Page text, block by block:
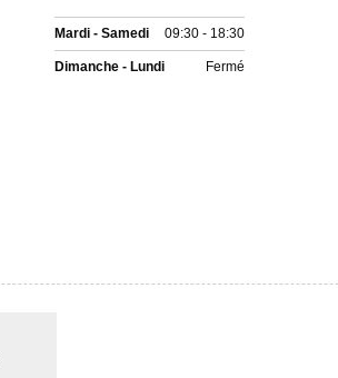
Mardi - Samedi 09:30 - 18:30
Dimanche - Lundi Fermé